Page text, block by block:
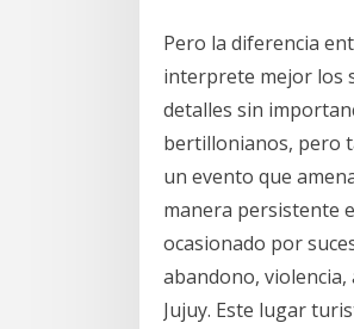
Pero la diferencia
interprete mejor los
detalles sin
bertillonianos, pero
un evento que
manera persistente
ocasionado por
abandono,
Jujuy. Este lugar